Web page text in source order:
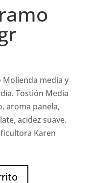
Molienda media y
Tostión Media
aroma panela,
acidez suave.
Karen